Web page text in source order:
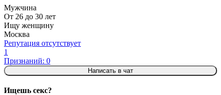
Мужчина
От 26 до 30 лет
Ищу женщину
Москва
Репутация отсутствует
1
Признаний: 0
Написать в чат
Ищешь секс?